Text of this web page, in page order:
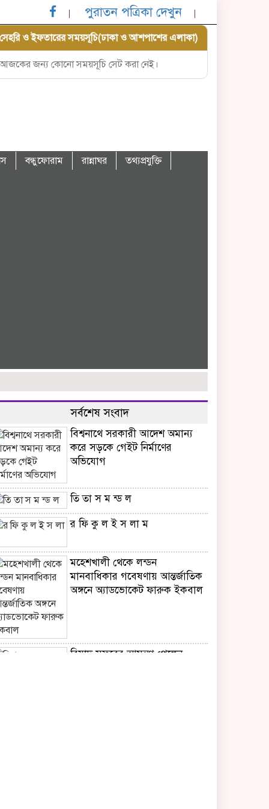
পুরাতন পত্রিকা দেখুন
সেহরি ও ইফতারের সময়সূচি(ঢাকা ও আশপাশের এলাকা)
আজকের জন্য কোনো সময়সূচি সেট করা নেই।
বন্ধুফোরাম রান্নাঘর
তথ্যপ্রযুক্তি
সর্বশেষ সংবাদ
বিশ্বনাথে সরকারী আদেশ অমান্য
করে সড়কে গেইট নির্মাণের
অভিযোগ
তি তা স ম ন্ড ল
র ফি কু ল ই স লা ম
মহেশখালী থেকে লন্ডন
মানবাধিকার গবেষণায় আন্তর্জাতিক
অঙ্গনে অ্যাডভোকেট ফারুক ইকবাল
রিয়াদ সফরের আমন্ত্রণ পেলেন